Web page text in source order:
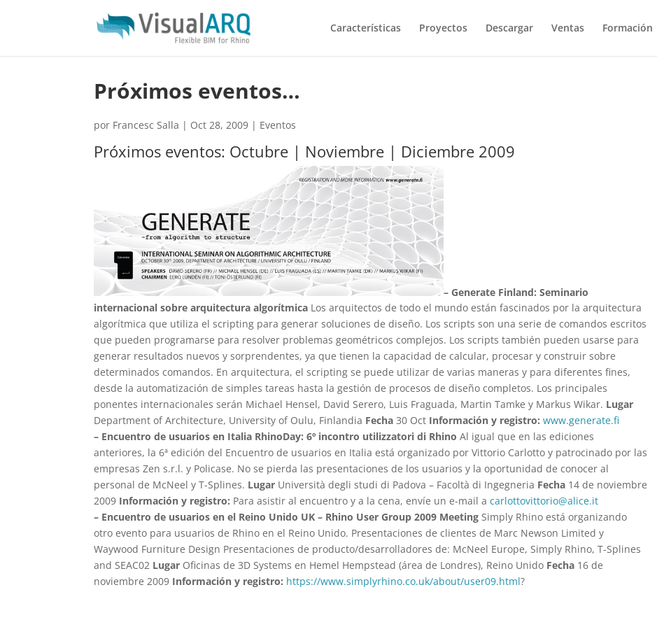
Características Proyectos Descargar Ventas Formación
Próximos eventos…
por Francesc Salla | Oct 28, 2009 | Eventos
Próximos eventos: Octubre | Noviembre | Diciembre 2009
– Generate Finland: Seminario
internacional sobre arquitectura algorítmica Los arquitectos de todo el mundo están fascinados por la arquitectura
algorítmica que utiliza el scripting para generar soluciones de diseño. Los scripts son una serie de comandos escritos
que pueden programarse para resolver problemas geométricos complejos. Los scripts también pueden usarse para
generar resultados nuevos y sorprendentes, ya que tienen la capacidad de calcular, procesar y construir sobre
determinados comandos. En arquitectura, el scripting se puede utilizar de varias maneras y para diferentes fines,
desde la automatización de simples tareas hasta la gestión de procesos de diseño completos. Los principales
ponentes internacionales serán Michael Hensel, David Serero, Luis Fraguada, Martin Tamke y Markus Wikar. Lugar
Department of Architecture, University of Oulu, Finlandia Fecha 30 Oct Información y registro: www.generate.fi
– Encuentro de usuarios en Italia RhinoDay: 6º incontro utilizzatori di Rhino Al igual que en las ediciones
anteriores, la 6ª edición del Encuentro de usuarios en Italia está organizado por Vittorio Carlotto y patrocinado por las
empresas Zen s.r.l. y Policase. No se pierda las presentaciones de los usuarios y la oportunidad de conocer al
personal de McNeel y T-Splines. Lugar Università degli studi di Padova – Facoltà di Ingegneria Fecha 14 de noviembre
2009 Información y registro: Para asistir al encuentro y a la cena, envíe un e-mail acarlottovittorio@alice.it
– Encuentro de usuarios en el Reino Unido UK – Rhino User Group 2009 Meeting Simply Rhino está organizando
otro evento para usuarios de Rhino en el Reino Unido. Presentaciones de clientes de Marc Newson Limited y
Waywood Furniture Design Presentaciones de producto/desarrolladores de: McNeel Europe, Simply Rhino, T-Splines
and SEAC02 Lugar Oficinas de 3D Systems en Hemel Hempstead (área de Londres), Reino Unido Fecha 16 de
noviembre 2009 Información y registro: https://www.simplyrhino.co.uk/about/user09.html?